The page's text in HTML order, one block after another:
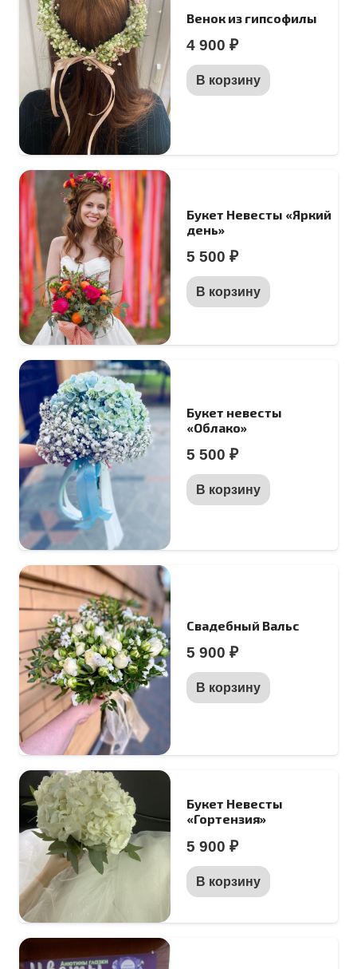
Венок из гипсофилы
4 900 ₽
В корзину
Букет Невесты «Яркий
день»
5 500 ₽
В корзину
Букет невесты
«Облако»
5 500 ₽
В корзину
Свадебный Вальс
5 900 ₽
В корзину
Букет Невесты
«Гортензия»
5 900 ₽
В корзину